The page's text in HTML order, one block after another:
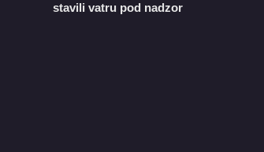
stavili vatru pod nadzor